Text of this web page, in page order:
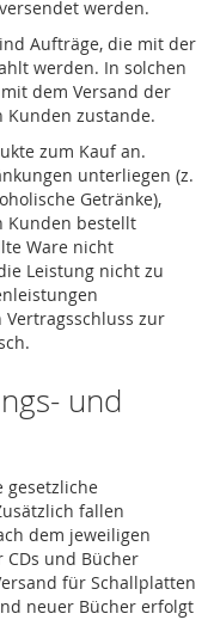
werden.
Aufträge, die mit der
werden. In solchen
dem Versand der
Kunden zustande.
zum Kauf an.
unterliegen (z.
Getränke),
Kunden bestellt
Ware nicht
Leistung nicht zu
zur
und
gesetzliche
fallen
dem jeweiligen
und Bücher
für Schallplatten
neuer Bücher erfolgt